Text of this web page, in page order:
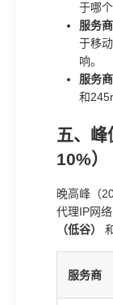
于哪
服务
于移
响。
服务
和
五、
10%）
晚高峰（
代理IP网
（低谷）
服务商